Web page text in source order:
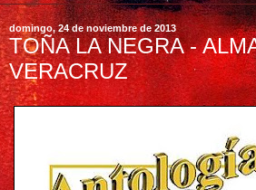
domingo, 24 de noviembre de 2013
TOÑA LA NEGRA -
VERACRUZ